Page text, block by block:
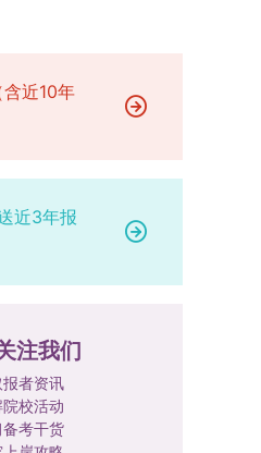
程建设为高质量教学提供支
新与学术交流学校设立专项
。
成员无需重复填报，系统将
；团队中包含非本校研究生
作报告及参与科考活动等，
息维护”菜单进行登记。附
指导教师负责初审；除竞赛
研究生的导师承担初审职
赛指导教师审核通过的成
研究生院进行最终认定；未
近10年
近3年报
注我们
者资讯
院校活动
考干货